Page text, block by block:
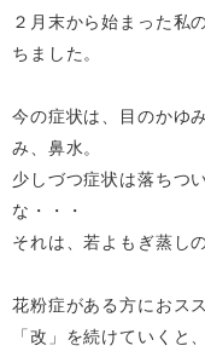
２月末から始まった私
ちました。
今の症状は、目のかゆ
み、鼻水。
少しづつ症状は落ちつ
な・・・
それは、若よもぎ蒸し
花粉症がある方におス
「改」を続けていくと